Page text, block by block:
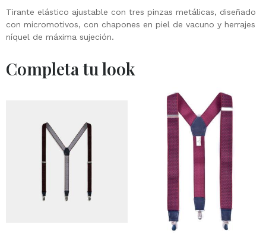
Tirante elástico ajustable con tres pinzas metálicas, diseñado
con micromotivos, con chapones en piel de vacuno y herrajes
níquel de máxima sujeción.